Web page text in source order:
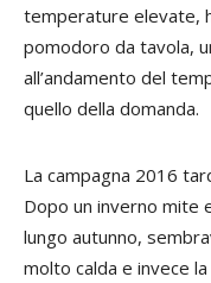
temperature elevate,
pomodoro da tavola,
all’andamento del
quello della domanda.
La campagna 2016
Dopo un inverno mite
lungo autunno,
molto calda e invece